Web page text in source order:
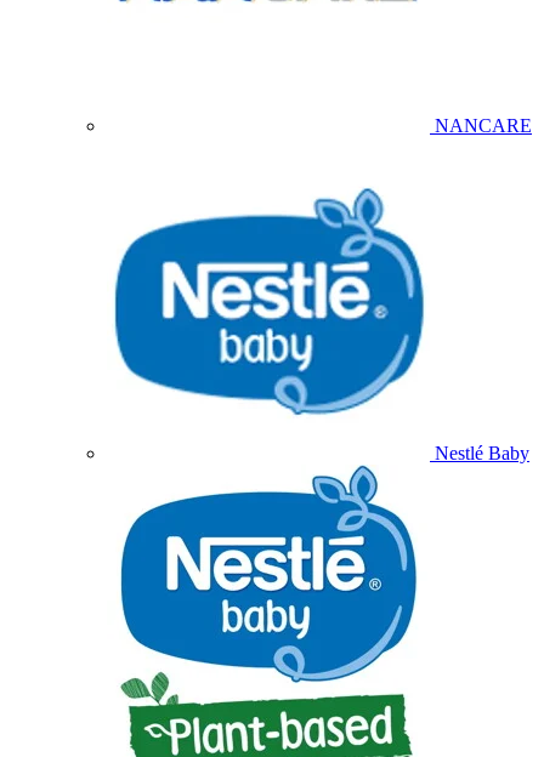
NANCARE
Nestlé Baby